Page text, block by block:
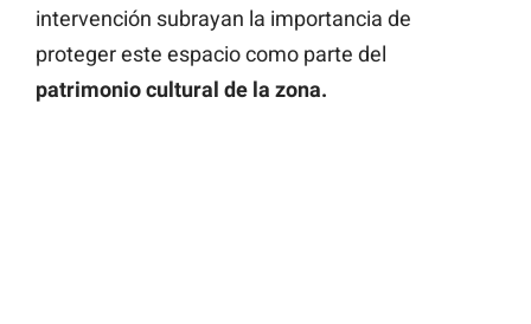
intervención subrayan la importancia de
proteger este espacio como parte del
patrimonio cultural de la zona.